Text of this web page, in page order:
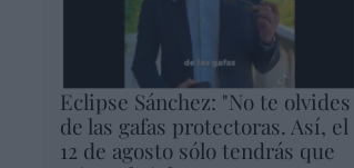
Eclipse Sánchez: "No te olvides
de las gafas protectoras. Así, el
12 de agosto sólo tendrás que